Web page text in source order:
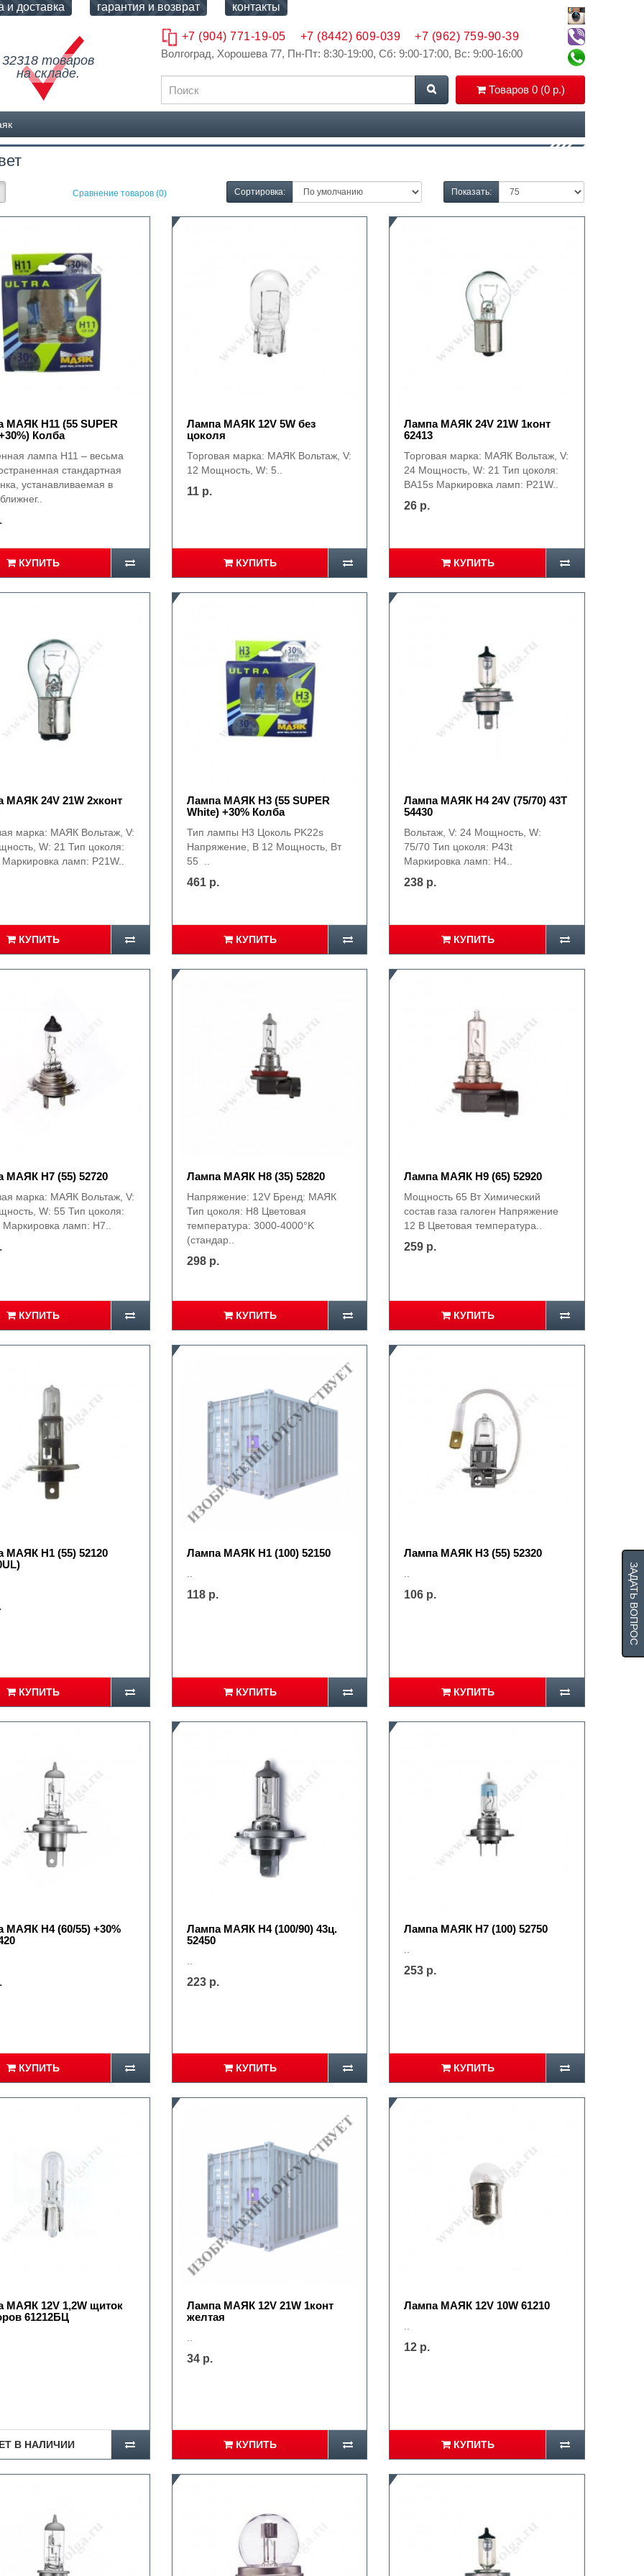
и доставка гарантия и возврат контакты
Волгоград, Хорошева 77, Пн-Пт: 8:30-19:00, Сб: 9:00-17:00, Вс: 9:00-16:00
Товаров 0 (0 р.)
32318 товаров
на складе.
+7 (904) 771-19-05 +7 (8442) 609-039 +7 (962) 759-90-39
Сравнение товаров (0) Сортировка: Показать:
МАЯК Н11 (55 SUPER
Колба
лампа H11 – весьма
стандартная
устанавливаемая в
КУПИТЬ
Лампа МАЯК 12V 5W без
цоколя
Торговая марка: МАЯК Вольтаж, V:
12 Мощность, W: 5..
11 р.
КУПИТЬ
Лампа МАЯК 24V 21W 1конт
62413
Торговая марка: МАЯК Вольтаж, V:
24 Мощность, W: 21 Тип цоколя:
BA15s Маркировка ламп: P21W..
26 р.
КУПИТЬ
МАЯК 24V 21W 2хконт
марка: МАЯК Вольтаж, V:
W: 21 Тип цоколя:
ламп: P21W..
КУПИТЬ
Лампа МАЯК Н3 (55 SUPER
White) +30% Колба
Тип лампы H3 Цоколь PK22s
Напряжение, В 12 Мощность, Вт
55 ..
461 р.
КУПИТЬ
Лампа МАЯК Н4 24V (75/70) 43Т
54430
Вольтаж, V: 24 Мощность, W:
75/70 Тип цоколя: P43t
Маркировка ламп: H4..
238 р.
КУПИТЬ
МАЯК Н7 (55) 52720
марка: МАЯК Вольтаж, V:
W: 55 Тип цоколя:
Маркировка ламп: H7..
КУПИТЬ
Лампа МАЯК Н8 (35) 52820
Напряжение: 12V Бренд: MАЯК
Тип цоколя: H8 Цветовая
температура: 3000-4000°K
(стандар..
298 р.
КУПИТЬ
Лампа МАЯК Н9 (65) 52920
Мощность 65 Вт Химический
состав газа галоген Напряжение
12 В Цветовая температура..
259 р.
КУПИТЬ
МАЯК Н1 (55) 52120
КУПИТЬ
Лампа МАЯК Н1 (100) 52150
118 р.
КУПИТЬ
Лампа МАЯК Н3 (55) 52320
106 р.
КУПИТЬ
МАЯК Н4 (60/55) +30%
КУПИТЬ
Лампа МАЯК Н4 (100/90) 43ц.
52450
..
223 р.
КУПИТЬ
Лампа МАЯК Н7 (100) 52750
..
253 р.
КУПИТЬ
МАЯК 12V 1,2W щиток
61212БЦ
В НАЛИЧИИ
Лампа МАЯК 12V 21W 1конт
желтая
34 р.
КУПИТЬ
Лампа МАЯК 12V 10W 61210
12 р.
КУПИТЬ
ЗАДАТЬ ВОПРОС